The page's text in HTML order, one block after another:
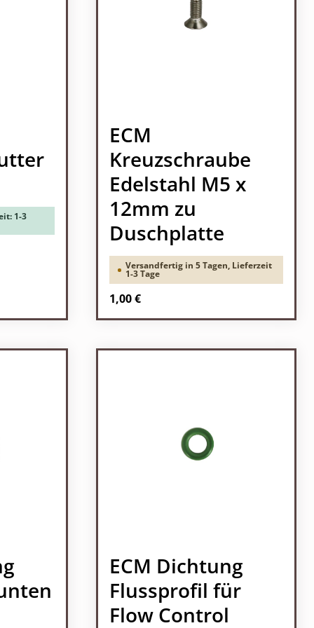
1-3
ECM
Kreuzschraube
Edelstahl M5 x
12mm zu
Duschplatte
Versandfertig in 5 Tagen, Lieferzeit
1-3 Tage
Regulärer Preis:
1,00 €
ECM Dichtung
Flussprofil für
Flow Control